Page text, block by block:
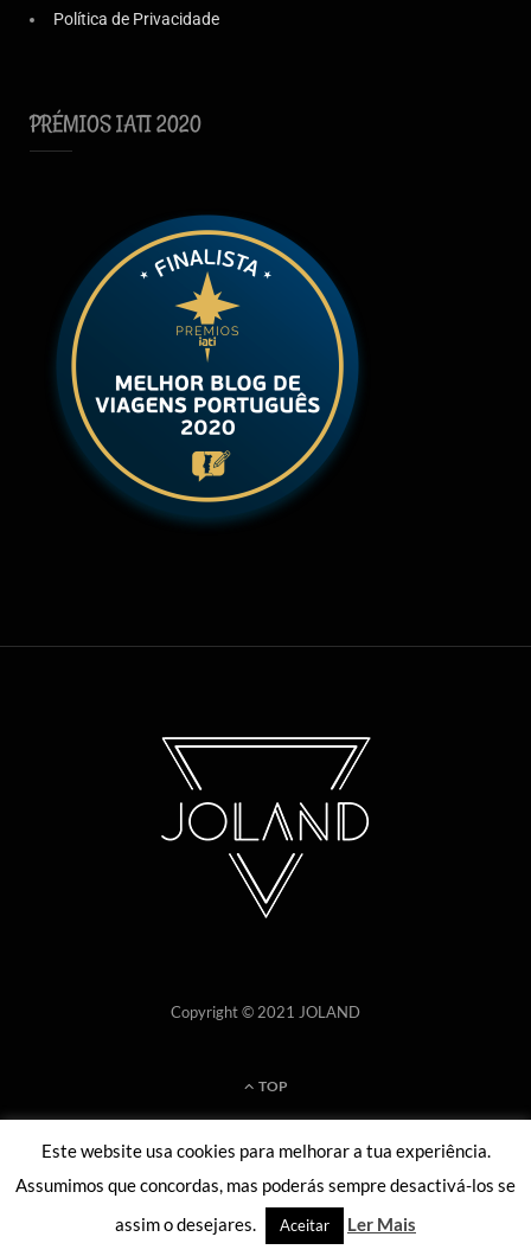
Política de Privacidade
PRÉMIOS IATI 2020
Copyright © 2021 JOLAND
TOP
Este website usa cookies para melhorar a tua experiência.
Assumimos que concordas, mas poderás sempre desactivá-los se
assim o desejares.
Aceitar Ler Mais